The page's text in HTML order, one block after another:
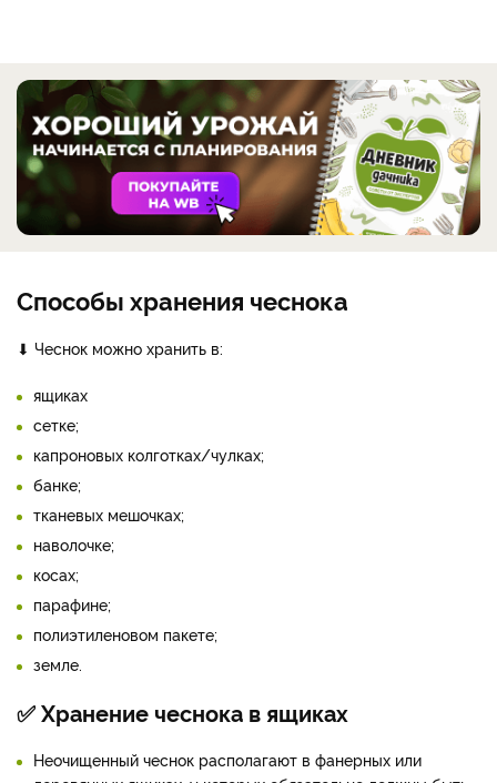
Способы хранения чеснока
⬇ Чеснок можно хранить в:
ящиках
сетке;
капроновых колготках/чулках;
банке;
тканевых мешочках;
наволочке;
косах;
парафине;
полиэтиленовом пакете;
земле.
✅ Хранение чеснока в ящиках
Неочищенный чеснок располагают в фанерных или